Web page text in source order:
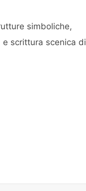
simboliche,
scrittura scenica di